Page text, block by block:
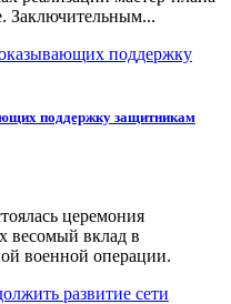
Заключительным...
поддержку защитникам
церемония
весомый вклад в
военной операции.